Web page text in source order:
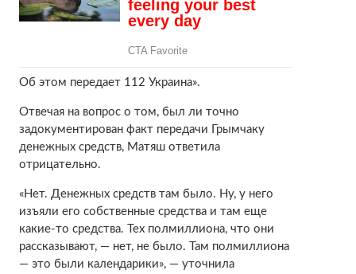
Об этом передает 112 Украина».
Отвечая на вопрос о том, был ли точно
задокументирован факт передачи Грымчаку
денежных средств, Матяш ответила
отрицательно.
«Нет. Денежных средств там было. Ну, у него
изъяли его собственные средства и там еще
какие-то средства. Тех полмиллиона, что они
рассказывают, — нет, не было. Там полмиллиона
— это были календарики», — уточнила